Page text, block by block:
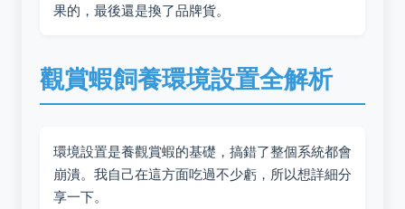
果的，最後還是換了品牌貨。
觀賞蝦飼養環境設置全解析
環境設置是養觀賞蝦的基礎，搞錯了整個系統都會
崩潰。我自己在這方面吃過不少虧，所以想詳細分
享一下。